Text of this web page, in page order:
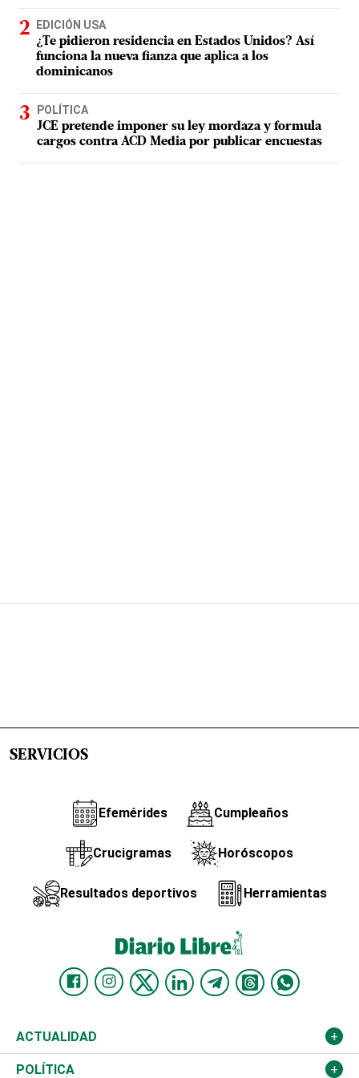
EDICIÓN USA
¿Te pidieron residencia en Estados Unidos? Así
funciona la nueva fianza que aplica a los
dominicanos
POLÍTICA
JCE pretende imponer su ley mordaza y formula
cargos contra ACD Media por publicar encuestas
SERVICIOS
Efemérides Cumpleaños
Crucigramas Horóscopos
Resultados deportivos Herramientas
ACTUALIDAD
Nacional
POLÍTICA